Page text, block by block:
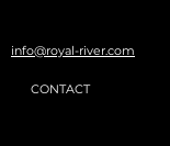
info@royal-river.com
CONTACT